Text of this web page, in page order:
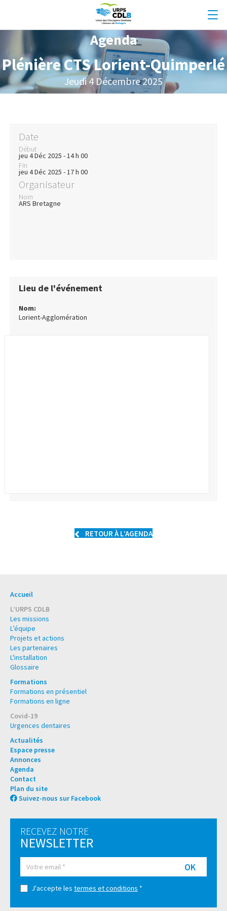
Agenda
Plénière CTS Lorient-Quimperlé
Jeudi 4 Décembre 2025
Date
Début
jeu 4 Déc 2025 - 14 h 00
Fin
jeu 4 Déc 2025 - 17 h 00
Organisateur
Nom
ARS Bretagne
Lieu de l'événement
Nom:
Lorient-Agglomération
RETOUR À L’AGENDA
Accueil
L’URPS CDLB
Les missions
L’équipe
Projets et actions
Les partenaires
L'installation
Glossaire
Formations
Formations en présentiel
Formations en ligne
Covid-19
Urgences dentaires
Actualités
Espace presse
Annonces
Agenda
Contact
Plan du site
Suivez-nous sur Facebook
RECEVEZ NOTRE
NEWSLETTER
OK
J'accepte les termes et conditions *